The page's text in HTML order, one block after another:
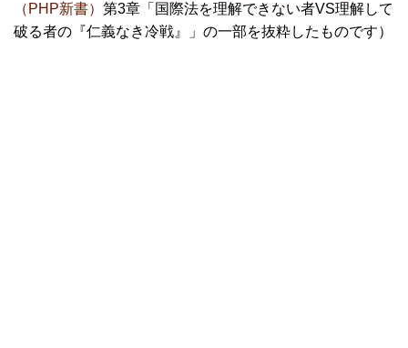
（PHP新書） 第3章「国際法を理解できない者VS理解して
破る者の『仁義なき冷戦』」の一部を抜粋したものです）